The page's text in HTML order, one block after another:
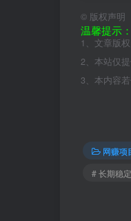
© 版权声明
温馨提示：
1、文章版
2、本站仅
3、本内容
网赚项
# 长期稳定